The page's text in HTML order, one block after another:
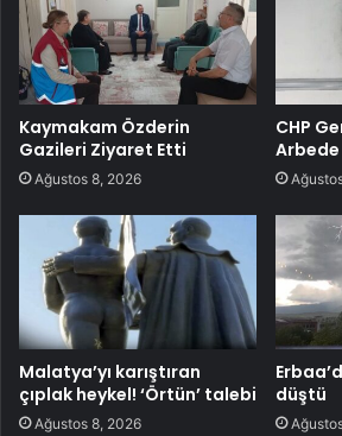
Kaymakam Özderin
Gazileri Ziyaret Etti
Ağustos 8, 2026
CHP
Malatya’yı karıştıran
çıplak heykel! ‘Örtün’ talebi
Ağustos 8, 2026
düştü